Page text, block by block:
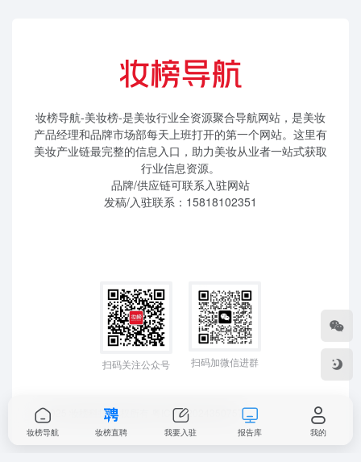
妆榜导航-美妆榜-是美妆行业全资源聚合导航网站，是美妆
产品经理和品牌市场部每天上班打开的第一个网站。这里有
美妆产业链最完整的信息入口，助力美妆从业者一站式获取
行业信息资源。
品牌/供应链可联系入驻网站
发稿/入驻联系：15818102351
扫码关注公众号 扫码加微信进群
©2025 妆榜科技 版权所有 粤ICP备2024350757
妆榜导航 妆榜直聘 我要入驻 报告库 我的